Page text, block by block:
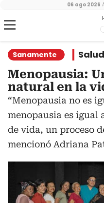
06 ago 2026
Sanamente
Menopausia:
natural en la
“Menopausia no es
menopausia es igual
de vida, un proceso
mencionó Adriana